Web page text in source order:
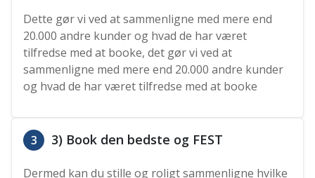
Dette gør vi ved at sammenligne med mere end
20.000 andre kunder og hvad de har været
tilfredse med at booke, det gør vi ved at
sammenligne med mere end 20.000 andre kunder
og hvad de har været tilfredse med at booke
3 3) Book den bedste og FEST
Dermed kan du stille og roligt sammenligne hvilke